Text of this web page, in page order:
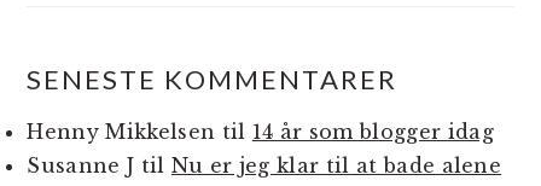
SENESTE KOMMENTARER
Henny Mikkelsen til 14 år som blogger idag
Susanne J til Nu er jeg klar til at bade alene